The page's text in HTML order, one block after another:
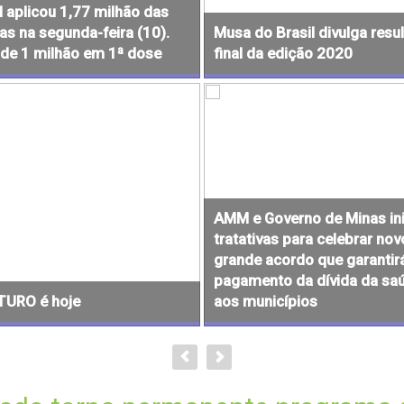
aplicou 1,77 milhão das
na segunda-feira (10).
1 milhão em 1ª dose
é hoje
Musa do Brasil divulga
final da edição 2020
AMM e Governo de Minas
tratativas para celebrar
grande acordo que
pagamento da dívida da
aos municípios